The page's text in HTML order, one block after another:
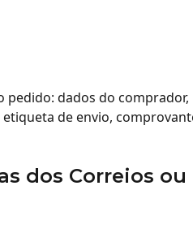
dados do
de envio,
dos Correios ou